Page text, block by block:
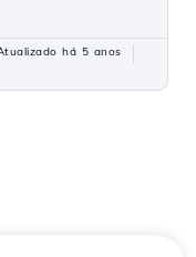
há 5 anos